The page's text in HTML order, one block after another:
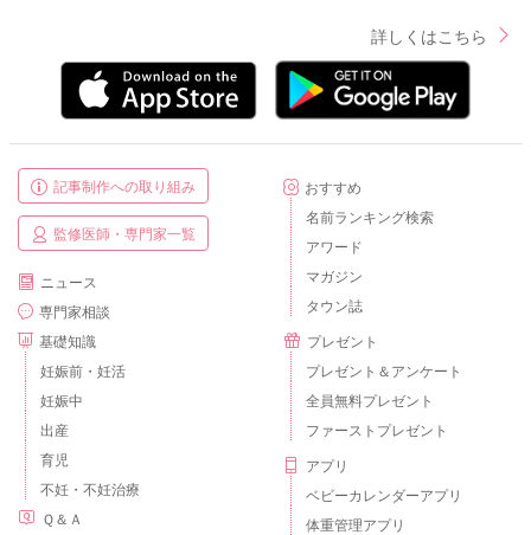
詳しくはこちら
記事制作への取り組み
監修医師・専門家一覧
ニュース
専門家相談
基礎知識
妊娠前・妊活
妊娠中
出産
育児
不妊・不妊治療
Ｑ＆Ａ
おすすめ
名前ランキング検索
アワード
マガジン
タウン誌
プレゼント
プレゼント＆アンケート
全員無料プレゼント
ファーストプレゼント
アプリ
ベビーカレンダーアプリ
体重管理アプリ